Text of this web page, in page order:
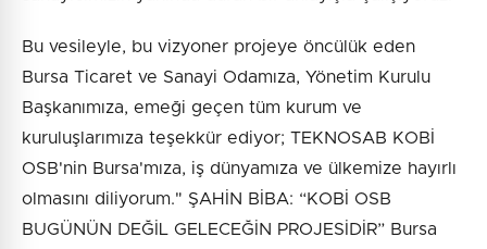
Bu vesileyle, bu vizyoner projeye öncülük eden
Bursa Ticaret ve Sanayi Odamıza, Yönetim Kurulu
Başkanımıza, emeği geçen tüm kurum ve
kuruluşlarımıza teşekkür ediyor; TEKNOSAB KOBİ
OSB'nin Bursa'mıza, iş dünyamıza ve ülkemize hayırlı
olmasını diliyorum." ŞAHİN BİBA: “KOBİ OSB
BUGÜNÜN DEĞİL GELECEĞİN PROJESİDİR” Bursa